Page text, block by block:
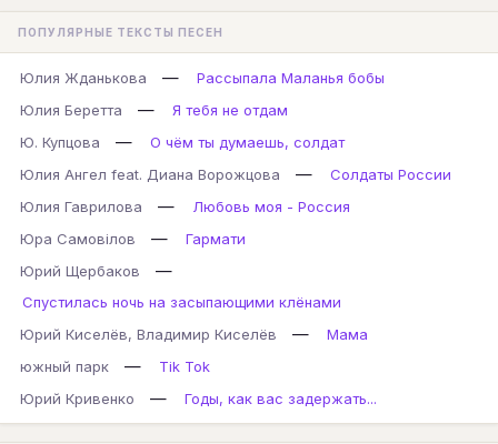
H I J K L M N O P
Q R S T U V W X Y
ПОПУЛЯРНЫЕ ТЕКСТЫ ПЕСЕН
Юлия Жданькова —
Рассыпала Маланья бобы
Юлия Беретта
—
Я тебя не отдам
Ю. Купцова
—
О чём ты думаешь, солдат
Юлия Ангел feat. Диана Ворожцова
—
Солдаты России
Юлия Гаврилова
—
Любовь моя - Россия
Юра Самовілов
—
Гармати
Юрий Щербаков
—
Спустилась ночь на засыпающими клёнами
Юрий Киселёв, Владимир Киселёв
—
Мама
южный парк
—
Tik Tok
Юрий Кривенко
— Годы, как вас задержать...